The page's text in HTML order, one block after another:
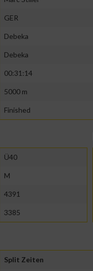
GER
Debeka
Debeka
00:31:14
5000 m
Finished
Ü40
M
4391
3385
Split Zeiten